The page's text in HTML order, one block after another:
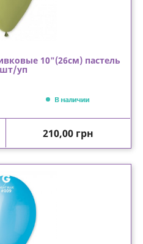
10"(26см) пастель
уп
В наличии
Цена
210,00 грн